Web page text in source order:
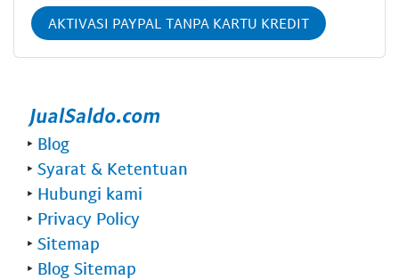
AKTIVASI PAYPAL TANPA KARTU KREDIT
‣ Blog
‣ Syarat & Ketentuan
‣ Hubungi kami
‣ Privacy Policy
‣ Sitemap
‣ Blog Sitemap